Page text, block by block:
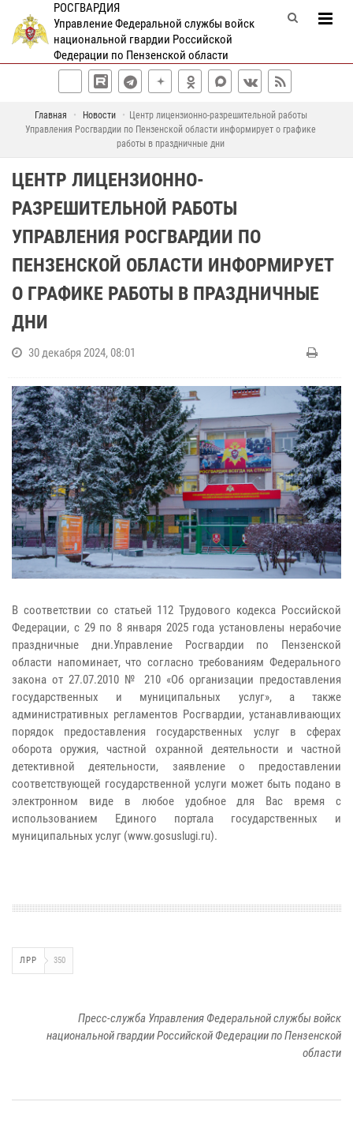
РОСГВАРДИЯ
Управление Федеральной службы войск
национальной гвардии Российской
Федерации по Пензенской области
Главная Новости
Центр лицензионно-разрешительной работы
Управления Росгвардии по Пензенской области информирует о графике
работы в праздничные дни
ЦЕНТР ЛИЦЕНЗИОННО-
РАЗРЕШИТЕЛЬНОЙ РАБОТЫ
УПРАВЛЕНИЯ РОСГВАРДИИ ПО
ПЕНЗЕНСКОЙ ОБЛАСТИ ИНФОРМИРУЕТ
О ГРАФИКЕ РАБОТЫ В ПРАЗДНИЧНЫЕ
ДНИ
30 декабря 2024, 08:01
В соответствии со статьей 112 Трудового кодекса Российской
Федерации, с 29 по 8 января 2025 года установлены нерабочие
праздничные дни.Управление Росгвардии по Пензенской
области напоминает, что согласно требованиям Федерального
закона от 27.07.2010 № 210 «Об организации предоставления
государственных и муниципальных услуг», а также
административных регламентов Росгвардии, устанавливающих
порядок предоставления государственных услуг в сферах
оборота оружия, частной охранной деятельности и частной
детективной деятельности, заявление о предоставлении
соответствующей государственной услуги может быть подано в
электронном виде в любое удобное для Вас время с
использованием Единого портала государственных и
муниципальных услуг (www.gosuslugi.ru).
ЛРР 350
Пресс-служба Управления Федеральной службы войск
национальной гвардии Российской Федерации по Пензенской
области